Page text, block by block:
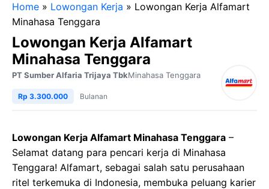
Home » Lowongan Kerja » Lowongan Kerja Alfamart
Minahasa Tenggara
Lowongan Kerja Alfamart
Minahasa Tenggara
PT Sumber Alfaria Trijaya TbkMinahasa Tenggara
Rp 3.300.000 Bulanan
Lowongan Kerja Alfamart Minahasa Tenggara –
Selamat datang para pencari kerja di Minahasa
Tenggara! Alfamart, sebagai salah satu perusahaan
ritel terkemuka di Indonesia, membuka peluang karier